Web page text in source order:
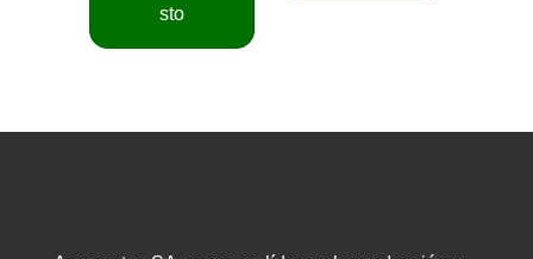
sto